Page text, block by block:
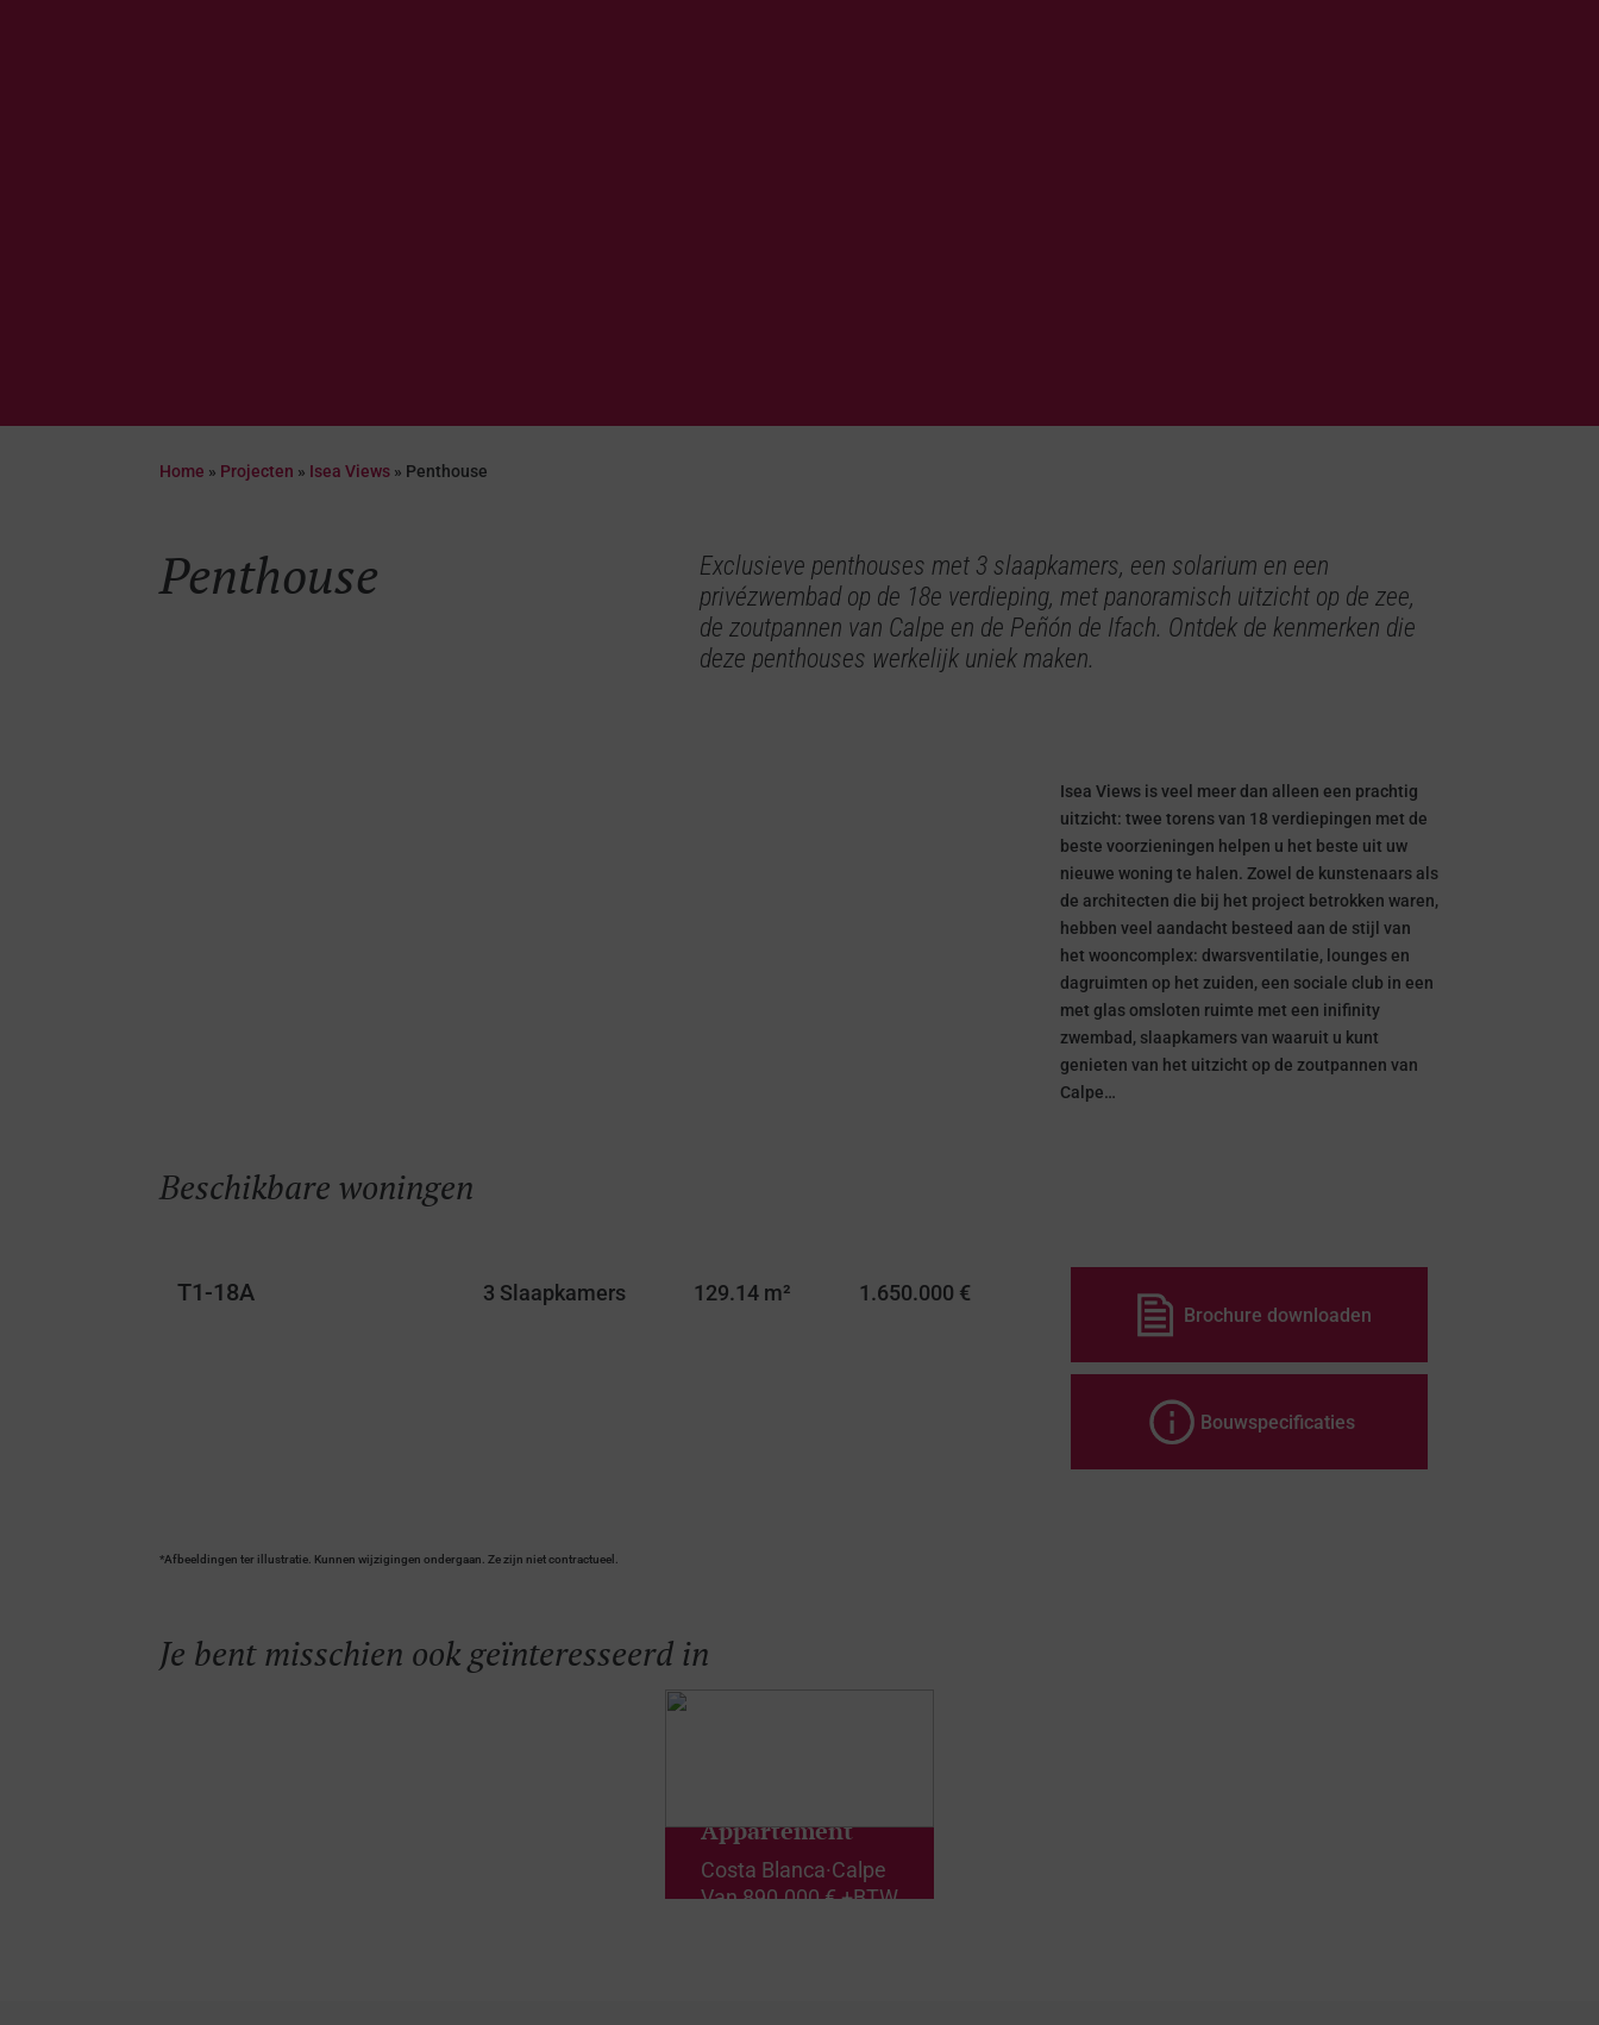
Home » Projecten » Isea Views » Penthouse
Penthouse
Exclusieve penthouses met 3 slaapkamers, een solarium en een
privézwembad op de 18e verdieping, met panoramisch uitzicht op de zee,
de zoutpannen van Calpe en de Peñón de Ifach. Ontdek de kenmerken die
deze penthouses werkelijk uniek maken.
Isea Views is veel meer dan alleen een prachtig
uitzicht: twee torens van 18 verdiepingen met de
beste voorzieningen helpen u het beste uit uw
nieuwe woning te halen. Zowel de kunstenaars als
de architecten die bij het project betrokken waren,
hebben veel aandacht besteed aan de stijl van
het wooncomplex: dwarsventilatie, lounges en
dagruimten op het zuiden, een sociale club in een
met glas omsloten ruimte met een inifinity
zwembad, slaapkamers van waaruit u kunt
genieten van het uitzicht op de zoutpannen van
Calpe…
Beschikbare woningen
T1-18A 3 Slaapkamers 129.14 m² 1.650.000 €
Brochure downloaden
Bouwspecificaties
*Afbeeldingen ter illustratie. Kunnen wijzigingen ondergaan. Ze zijn niet contractueel.
Je bent misschien ook geïnteresseerd in
Appartement
Costa Blanca·Calpe
Van890.000 € +BTW